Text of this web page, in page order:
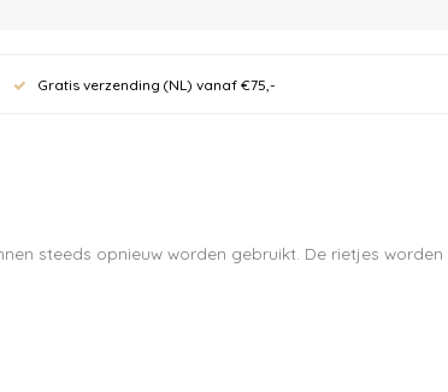
Gratis verzending (NL) vanaf €75,-
steeds opnieuw worden gebruikt. De rietjes